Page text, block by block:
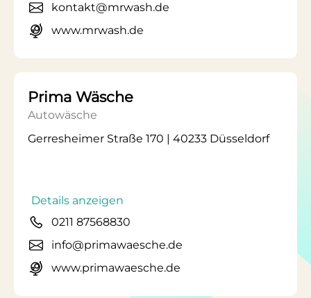
kontakt@mrwash.de
www.mrwash.de
Prima Wäsche
Autowäsche
Gerresheimer Straße 170 | 40233 Düsseldorf
Details anzeigen
0211 87568830
info@primawaesche.de
www.primawaesche.de